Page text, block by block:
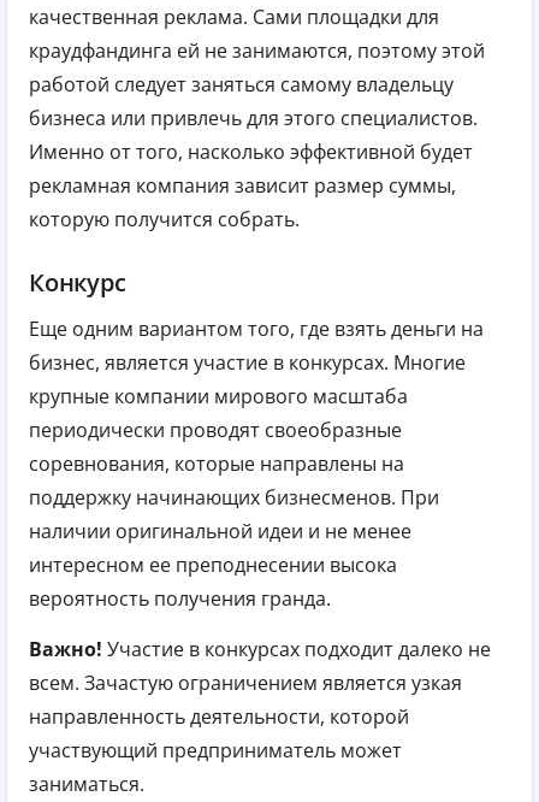
качественная реклама. Сами площадки для
краудфандинга ей не занимаются, поэтому этой
работой следует заняться самому владельцу
бизнеса или привлечь для этого специалистов.
Именно от того, насколько эффективной будет
рекламная компания зависит размер суммы,
которую получится собрать.
Конкурс
Еще одним вариантом того, где взять деньги на
бизнес, является участие в конкурсах. Многие
крупные компании мирового масштаба
периодически проводят своеобразные
соревнования, которые направлены на
поддержку начинающих бизнесменов. При
наличии оригинальной идеи и не менее
интересном ее преподнесении высока
вероятность получения гранда.
Важно! Участие в конкурсах подходит далеко не
всем. Зачастую ограничением является узкая
направленность деятельности, которой
участвующий предприниматель может
заниматься.